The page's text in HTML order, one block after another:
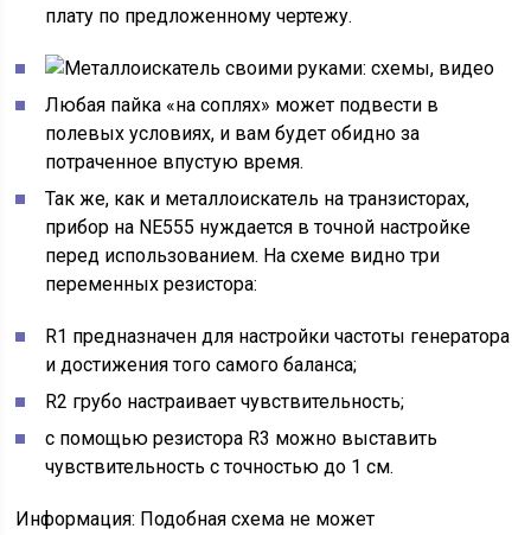
плату по предложенному чертежу.
Любая пайка «на соплях» может подвести в
полевых условиях, и вам будет обидно за
потраченное впустую время.
Так же, как и металлоискатель на транзисторах,
прибор на NE555 нуждается в точной настройке
перед использованием. На схеме видно три
переменных резистора:
R1 предназначен для настройки частоты генератора
и достижения того самого баланса;
R2 грубо настраивает чувствительность;
с помощью резистора R3 можно выставить
чувствительность с точностью до 1 см.
Информация: Подобная схема не может